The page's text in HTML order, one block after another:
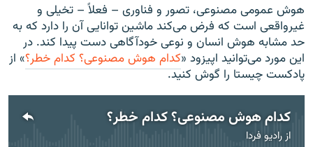
هوش عمومی مصنوعی، تصور و فناوری – فعلاً – تخیلی و
غیرواقعی است که فرض می‌کند ماشین توانایی آن را دارد که به
حد مشابه هوش انسان و نوعی خودآگاهی دست پیدا کند. در
این مورد می‌توانید اپیزود «کدام هوش مصنوعی؟ کدام خطر؟» از
پادکست چیستا را گوش کنید.
کدام هوش مصنوعی؟ کدام خطر؟
ازرادیو فردا